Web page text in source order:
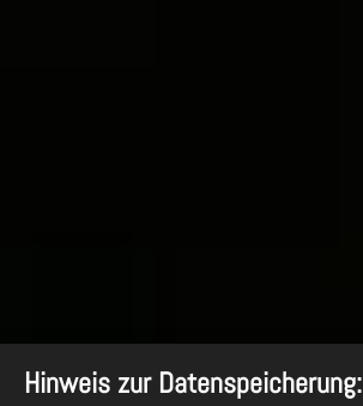
Hinweis zur Datenspeicherung: